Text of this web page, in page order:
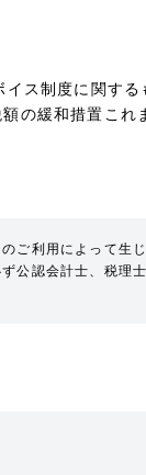
ス制度に関する
の緩和措置これ
ご利用によって生
公認会計士、税理